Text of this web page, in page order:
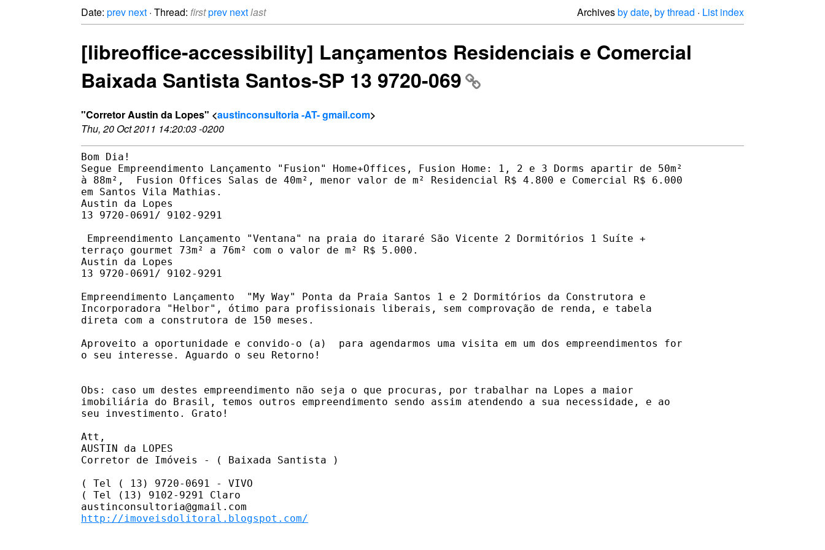
Date: prev next · Thread: firstprev nextlast Archivesby date, by thread · List index
[libreoffice-accessibility] Lançamentos Residenciais e Comercial
Baixada Santista Santos-SP 13 9720-069
"Corretor Austin da Lopes" <austinconsultoria -AT- gmail.com>
Thu, 20 Oct 2011 14:20:03 -0200
Bom Dia!
Segue Empreendimento Lançamento "Fusion" Home+Offices, Fusion Home: 1, 2 e 3 Dorms apartir de 50m²
à 88m²,  Fusion Offices Salas de 40m², menor valor de m² Residencial R$ 4.800 e Comercial R$ 6.000
em Santos Vila Mathias.
Austin da Lopes
13 9720-0691/ 9102-9291
Empreendimento Lançamento "Ventana" na praia do itararé São Vicente 2 Dormitórios 1 Suíte +
terraço gourmet 73m² a 76m² com o valor de m² R$ 5.000.
Austin da Lopes
13 9720-0691/ 9102-9291
Empreendimento Lançamento  "My Way" Ponta da Praia Santos 1 e 2 Dormitórios da Construtora e
Incorporadora "Helbor", ótimo para profissionais liberais, sem comprovação de renda, e tabela
direta com a construtora de 150 meses.
Aproveito a oportunidade e convido-o (a)  para agendarmos uma visita em um dos empreendimentos for
o seu interesse. Aguardo o seu Retorno!
Obs: caso um destes empreendimento não seja o que procuras, por trabalhar na Lopes a maior
imobiliária do Brasil, temos outros empreendimento sendo assim atendendo a sua necessidade, e ao
seu investimento. Grato!
Att,
AUSTIN da LOPES
Corretor de Imóveis - ( Baixada Santista )
( Tel ( 13) 9720-0691 - VIVO
( Tel (13) 9102-9291 Claro
http://imoveisdolitoral.blogspot.com/